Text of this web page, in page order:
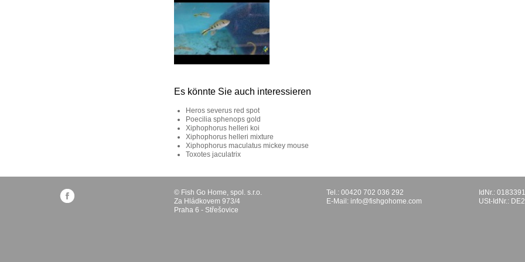
Es könnte Sie auch interessieren
Heros severus red spot
Poecilia sphenops gold
Xiphophorus helleri koi
Xiphophorus helleri mixture
Xiphophorus maculatus mickey mouse
Toxotes jaculatrix
© Fish Go Home, spol. s.r.o.
Za Hládkovem 973/4
Praha 6 - Střešovice
Tel.: 00420 702 036 292
E-Mail: info@fishgohome.com
IdNr.:
USt-IdNr.: